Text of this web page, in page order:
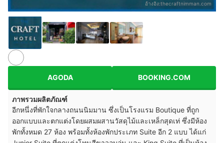
อ้างอิง:thecraftnimman.com
AGODA BOOKING.COM
ภาพรวมผลิตภัณฑ์
อีกหนึ่งที่พักใจกลางถนนนิมมาน ซึ่งเป็นโรงแรม Boutique ที่ถูก
ออกแบบและตกแต่งโดยผสมผสานวัสดุไม้และเหล็กสุดเท่ ซึ่งมีห้อง
พักทั้งหมด 27 ห้อง พร้อมทั้งห้องพักประเภท Suite อีก 2 แบบ ได้แก่